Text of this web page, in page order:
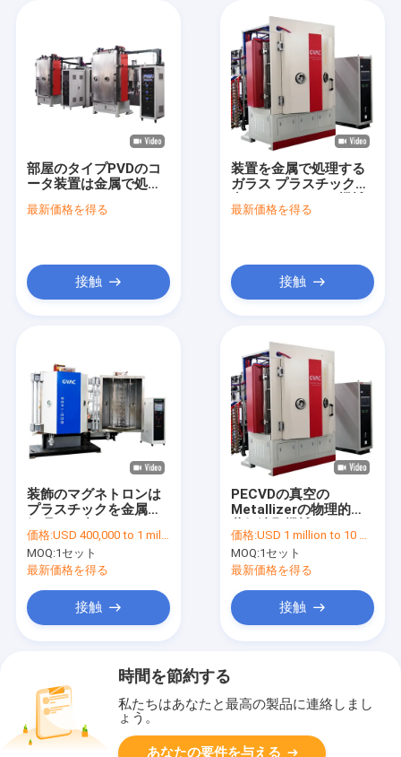
部屋のタイプPVDのコ
ータ装置は金属で処理
ティングを放出させる
最新価格を得る
接触
装置を金属で処理する
ガラス プラスチック真
を放出させる
最新価格を得る
接触
装飾のマグネトロンは
プラスチックを金属で
コータを放出させる
価格:USD 400,000 to 1 million
MOQ:1セット
最新価格を得る
接触
PECVDの真空の
Metallizerの物理的な
放出させること
価格:USD 1 million to 10 million
MOQ:1セット
最新価格を得る
接触
時間を節約する
私たちはあなたと最高の製品に連絡しまし
ょう。
あなたの要件を与える